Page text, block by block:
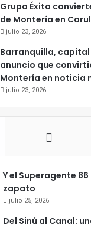
Grupo Éxito
de Montería en
julio 23, 2026
Barranquilla,
anuncio que
Montería en noticia
julio 23, 2026
Y el Superagente
zapato
julio 25, 2026
Del Sinú al Canal: